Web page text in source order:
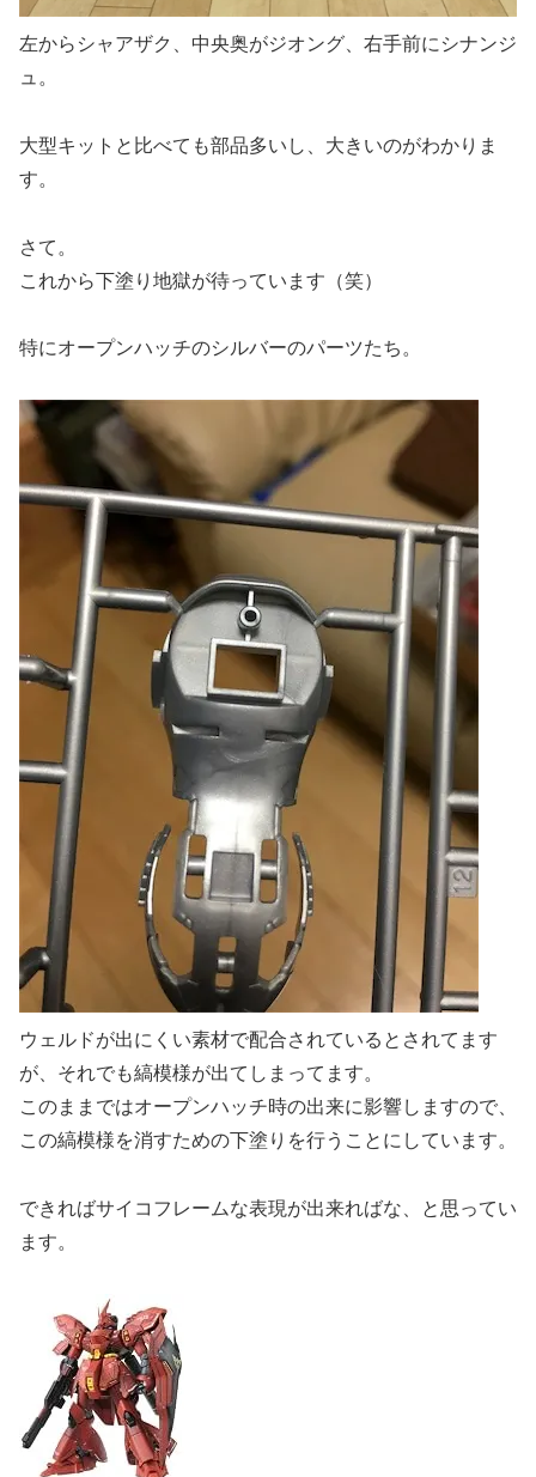
左からシャアザク、中央奥がジオング、右手前にシナンジ
ュ。
大型キットと比べても部品多いし、大きいのがわかりま
す。
さて。
これから下塗り地獄が待っています（笑）
特にオープンハッチのシルバーのパーツたち。
ウェルドが出にくい素材で配合されているとされてます
が、それでも縞模様が出てしまってます。
このままではオープンハッチ時の出来に影響しますので、
この縞模様を消すための下塗りを行うことにしています。
できればサイコフレームな表現が出来ればな、と思ってい
ます。